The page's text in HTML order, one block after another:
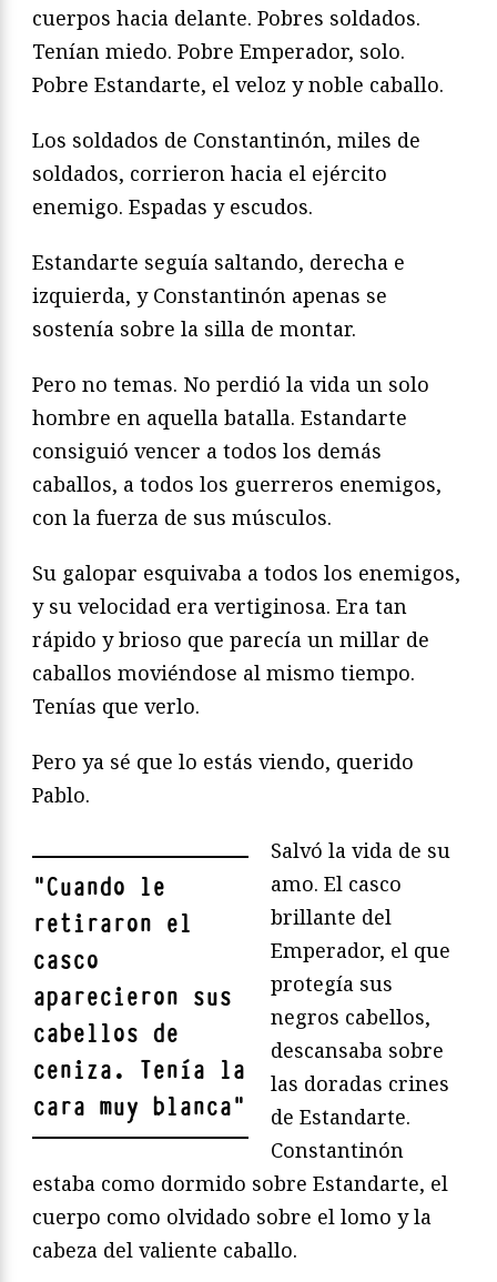
cuerpos hacia delante. Pobres soldados.
Tenían miedo. Pobre Emperador, solo.
Pobre Estandarte, el veloz y noble caballo.
Los soldados de Constantinón, miles de
soldados, corrieron hacia el ejército
enemigo. Espadas y escudos.
Estandarte seguía saltando, derecha e
izquierda, y Constantinón apenas se
sostenía sobre la silla de montar.
Pero no temas. No perdió la vida un solo
hombre en aquella batalla. Estandarte
consiguió vencer a todos los demás
caballos, a todos los guerreros enemigos,
con la fuerza de sus músculos.
Su galopar esquivaba a todos los enemigos,
y su velocidad era vertiginosa. Era tan
rápido y brioso que parecía un millar de
caballos moviéndose al mismo tiempo.
Tenías que verlo.
Pero ya sé que lo estás viendo, querido
Pablo.
"Cuando le
retiraron el
casco
aparecieron sus
cabellos de
ceniza. Tenía la
cara muy blanca"
Salvó la vida de su
amo. El casco
brillante del
Emperador, el que
protegía sus
negros cabellos,
descansaba sobre
las doradas crines
de Estandarte.
Constantinón
estaba como dormido sobre Estandarte, el
cuerpo como olvidado sobre el lomo y la
cabeza del valiente caballo.